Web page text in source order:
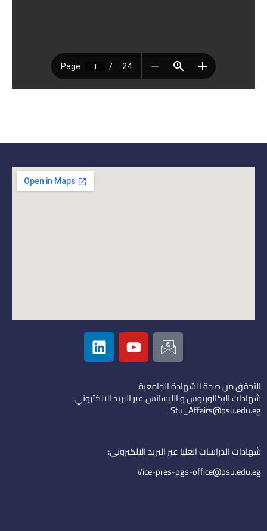
I
c
o
n
-
e
i
l
Y
o
u
u
b
L
i
n
e
d
التحقق من صحة الشهادة الجامعية:
شهادات البكالوريوس و الليسانس عبر البريد الالكتروني:
Stu_Affairs@psu.edu.eg
شهادات الدراسات العليا عبر البريد الالكتروني:
Vice-pres-pgs-office@psu.edu.eg